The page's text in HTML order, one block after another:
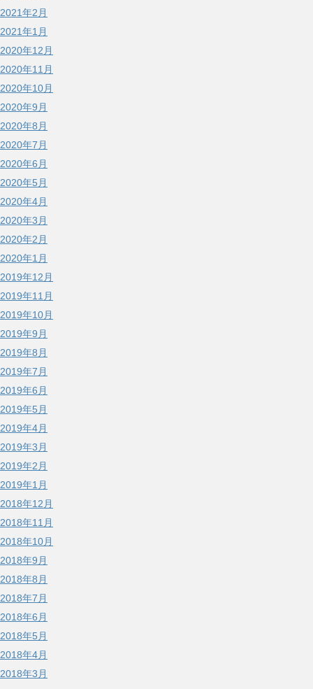
2021年2月
2021年1月
2020年12月
2020年11月
2020年10月
2020年9月
2020年8月
2020年7月
2020年6月
2020年5月
2020年4月
2020年3月
2020年2月
2020年1月
2019年12月
2019年11月
2019年10月
2019年9月
2019年8月
2019年7月
2019年6月
2019年5月
2019年4月
2019年3月
2019年2月
2019年1月
2018年12月
2018年11月
2018年10月
2018年9月
2018年8月
2018年7月
2018年6月
2018年5月
2018年4月
2018年3月